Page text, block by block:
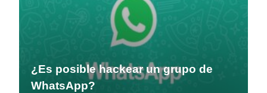
¿Es posible hackear un grupo de
WhatsApp?